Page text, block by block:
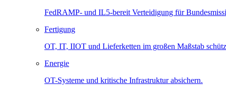
FedRAMP- und IL5-bereit Verteidigung für
Fertigung
OT, IT, IIOT und Lieferketten im großen Maßstab
Energie
OT-Systeme und kritische Infrastruktur absichern.